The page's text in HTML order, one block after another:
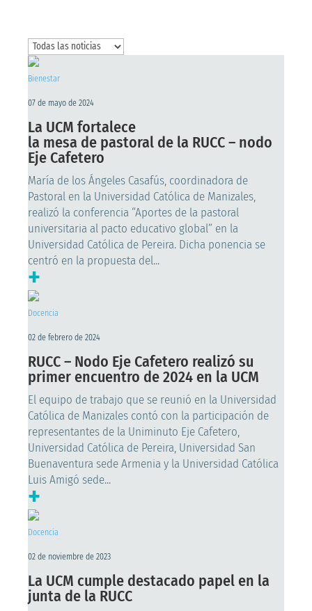
Bienestar
07 de mayo de 2024
La UCM fortalece
la mesa de pastoral de la RUCC – nodo
Eje Cafetero
María de los Ángeles Casafús, coordinadora de
Pastoral en la Universidad Católica de Manizales,
realizó la conferencia “Aportes de la pastoral
universitaria al pacto educativo global” en la
Universidad Católica de Pereira. Dicha ponencia se
centró en la propuesta del...
+
Docencia
02 de febrero de 2024
RUCC – Nodo Eje Cafetero realizó su
primer encuentro de 2024 en la UCM
El equipo de trabajo que se reunió en la Universidad
Católica de Manizales contó con la participación de
representantes de la Uniminuto Eje Cafetero,
Universidad Católica de Pereira, Universidad San
Buenaventura sede Armenia y la Universidad Católica
Luis Amigó sede...
+
Docencia
02 de noviembre de 2023
La UCM cumple destacado papel en la
junta de la RUCC